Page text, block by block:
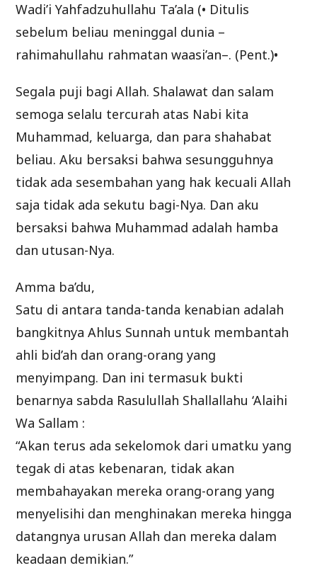
Wadi’i Yahfadzuhullahu Ta’ala (• Ditulis
sebelum beliau meninggal dunia –
rahimahullahu rahmatan waasi’an–. (Pent.)•
Segala puji bagi Allah. Shalawat dan salam
semoga selalu tercurah atas Nabi kita
Muhammad, keluarga, dan para shahabat
beliau. Aku bersaksi bahwa sesungguhnya
tidak ada sesembahan yang hak kecuali Allah
saja tidak ada sekutu bagi-Nya. Dan aku
bersaksi bahwa Muhammad adalah hamba
dan utusan-Nya.
Amma ba’du,
Satu di antara tanda-tanda kenabian adalah
bangkitnya Ahlus Sunnah untuk membantah
ahli bid’ah dan orang-orang yang
menyimpang. Dan ini termasuk bukti
benarnya sabda Rasulullah Shallallahu ‘Alaihi
Wa Sallam :
“Akan terus ada sekelomok dari umatku yang
tegak di atas kebenaran, tidak akan
membahayakan mereka orang-orang yang
menyelisihi dan menghinakan mereka hingga
datangnya urusan Allah dan mereka dalam
keadaan demikian.”